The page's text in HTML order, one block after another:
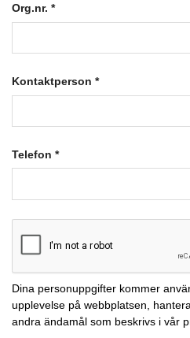
Org.nr. *
Kontaktperson *
Telefon *
Dina personuppgifter kommer
upplevelse på webbplatsen,
andra ändamål som beskrivs i vår